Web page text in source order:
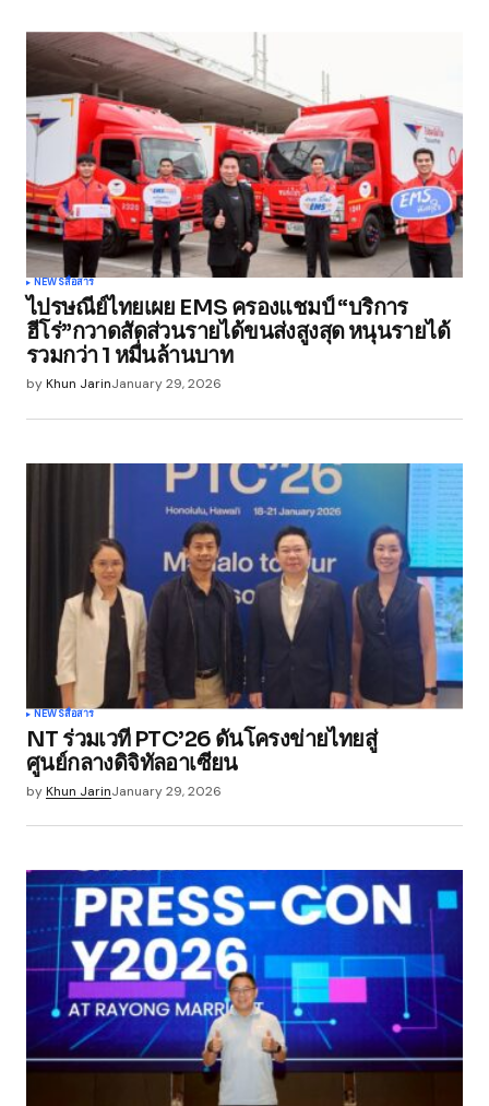
NEWSสื่อสาร
ไปรษณีย์ไทยเผย EMS ครองแชมป์ “บริการ
ฮีโร่”กวาดสัดส่วนรายได้ขนส่งสูงสุด หนุนรายได้
รวมกว่า 1 หมื่นล้านบาท
byKhun JarinJanuary 29, 2026
NEWSสื่อสาร
NT ร่วมเวที PTC’26 ดันโครงข่ายไทยสู่
ศูนย์กลางดิจิทัลอาเซียน
byKhun JarinJanuary 29, 2026